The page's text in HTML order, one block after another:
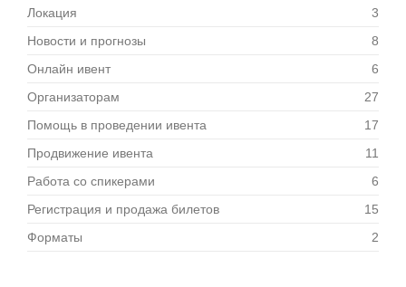
Локация
3
Новости и прогнозы
8
Онлайн ивент
6
Организаторам
27
Помощь в проведении ивента
17
Продвижение ивента
11
Работа со спикерами
6
Регистрация и продажа билетов
15
Форматы
2